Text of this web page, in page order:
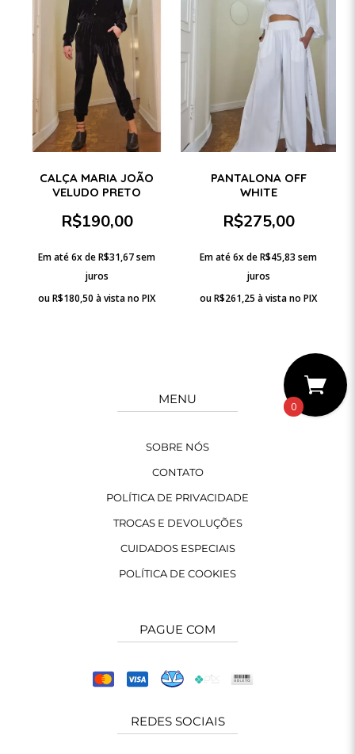
CALÇA MARIA JOÃO
VELUDO PRETO
R$190,00
Em até 6x deR$31,67sem
juros
ouR$180,50 à vista no PIX
PANTALONA OFF
WHITE
R$275,00
Em até 6x deR$45,83 sem
juros
ouR$261,25 à vista no PIX
MENU
SOBRE NÓS
CONTATO
POLÍTICA DE PRIVACIDADE
TROCAS E DEVOLUÇÕES
CUIDADOS ESPECIAIS
POLÍTICA DE COOKIES
PAGUE COM
REDES SOCIAIS
0